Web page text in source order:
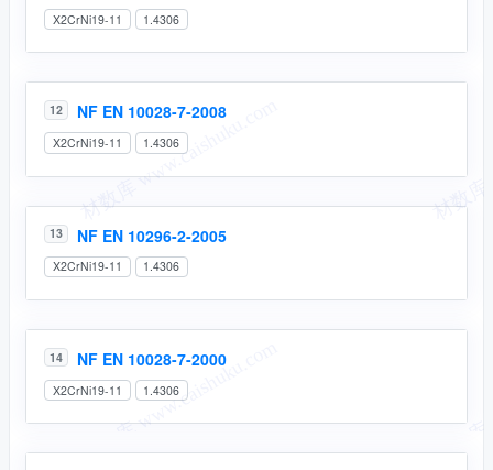
X2CrNi19-11 1.4306
12 NF EN 10028-7-2008
X2CrNi19-11 1.4306
13 NF EN 10296-2-2005
X2CrNi19-11 1.4306
14 NF EN 10028-7-2000
X2CrNi19-11 1.4306